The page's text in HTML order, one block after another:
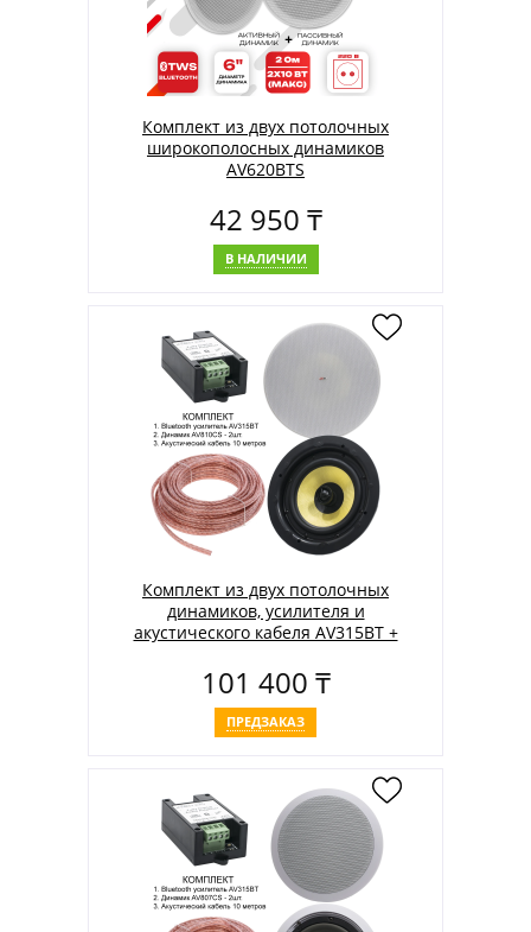
Комплект из двух потолочных
широкополосных динамиков
AV620BTS
42 950 ₸
В НАЛИЧИИ
Комплект из двух потолочных
динамиков, усилителя и
акустического кабеля AV315BT +
101 400 ₸
ПРЕДЗАКАЗ